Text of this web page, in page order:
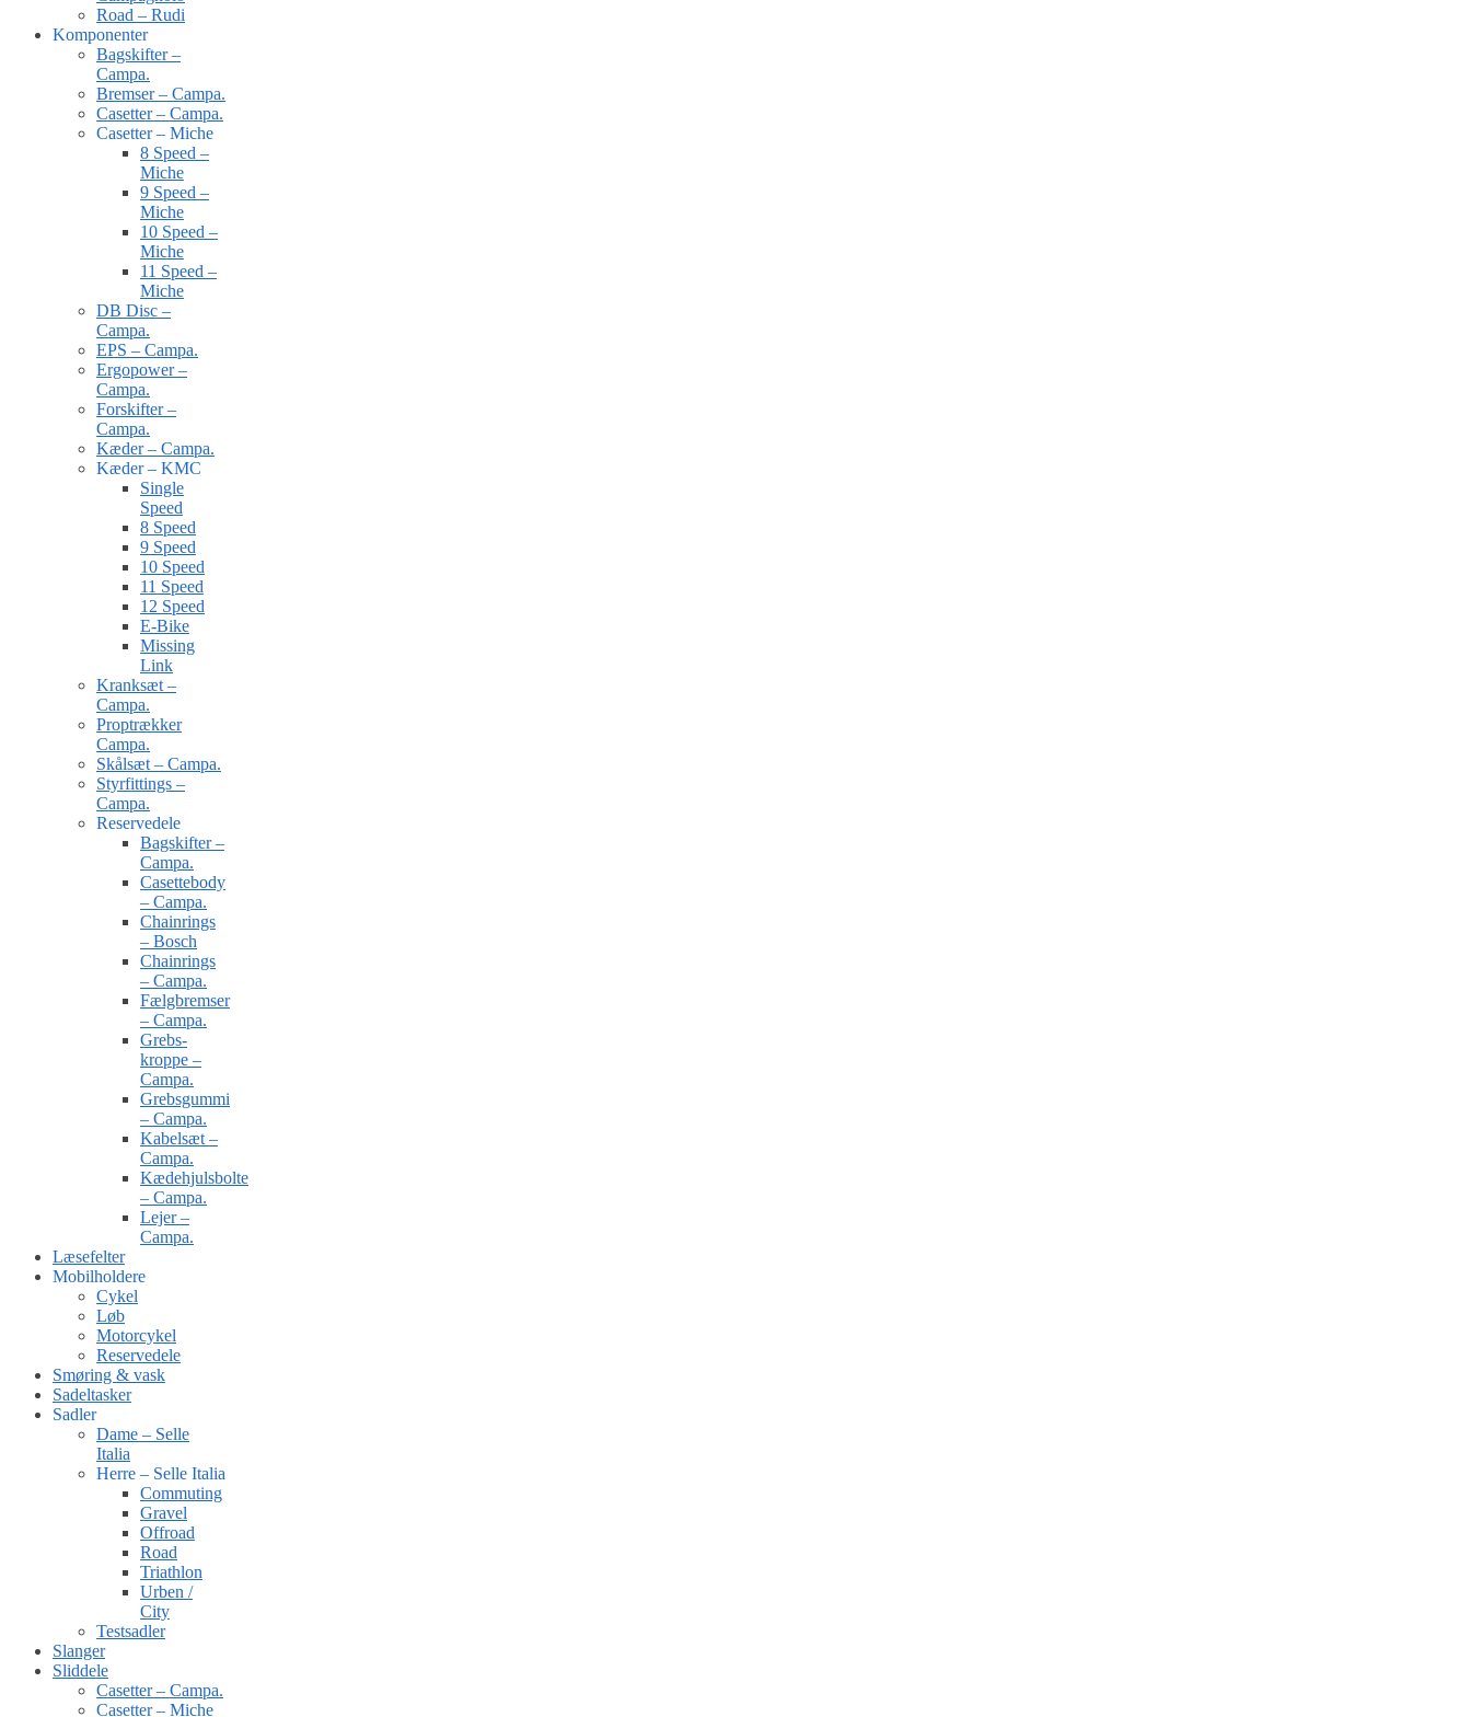
Road – Rudi
Komponenter
Bagskifter –
Campa.
Bremser – Campa.
Casetter – Campa.
Casetter – Miche
8 Speed –
Miche
9 Speed –
Miche
10 Speed –
Miche
11 Speed –
Miche
DB Disc –
Campa.
EPS – Campa.
Ergopower –
Campa.
Forskifter –
Campa.
Kæder – Campa.
Kæder – KMC
Single
Speed
8 Speed
9 Speed
10 Speed
11 Speed
12 Speed
E-Bike
Missing
Link
Kranksæt –
Campa.
Proptrækker
Campa.
Skålsæt – Campa.
Styrfittings –
Campa.
Reservedele
Bagskifter –
Campa.
Casettebody
– Campa.
Chainrings
– Bosch
Chainrings
– Campa.
Fælgbremser
– Campa.
Grebs-
kroppe –
Campa.
Grebsgummi
– Campa.
Kabelsæt –
Campa.
Kædehjulsbolte
– Campa.
Lejer –
Campa.
Læsefelter
Mobilholdere
Cykel
Løb
Motorcykel
Reservedele
Smøring & vask
Sadeltasker
Sadler
Dame – Selle
Italia
Herre – Selle Italia
Commuting
Gravel
Offroad
Road
Triathlon
Urben /
City
Testsadler
Slanger
Sliddele
Casetter – Campa.
Casetter – Miche